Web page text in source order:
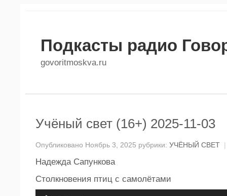
Подкасты радио
govoritmoskva.ru
Учёный свет (16+) 2025-11-03
Опубликовано Ноябрь 3, 2025 рубрики: УЧЁНЫЙ СВЕТ |
Надежда Сапункова
Столкновения птиц с самолётами